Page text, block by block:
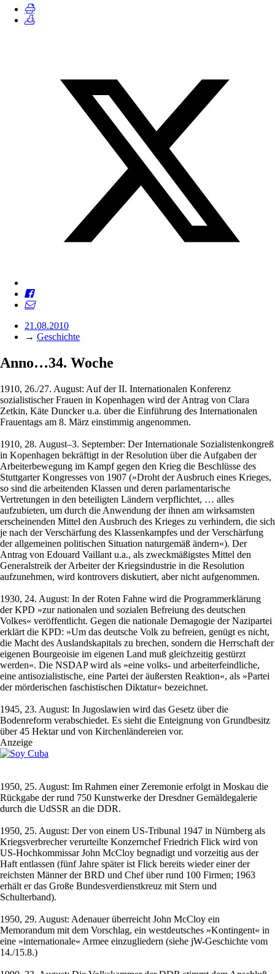
21.08.2010
→ Geschichte
Anno…34. Woche
1910, 26./27. August: Auf der II. Internationalen Konferenz
sozialistischer Frauen in Kopenhagen wird der Antrag von Clara
Zetkin, Käte Duncker u.a. über die Einführung des Internationalen
Frauentags am 8. März einstimmig angenommen.
1910, 28. August–3. September: Der Internationale Sozialistenkongreß
in Kopenhagen bekräftigt in der Resolution über die Aufgaben der
Arbeiterbewegung im Kampf gegen den Krieg die Beschlüsse des
Stuttgarter Kongresses von 1907 (»Droht der Ausbruch eines Krieges,
so sind die arbeitenden Klassen und deren parlamentarische
Vertretungen in den beteiligten Ländern verpflichtet, … alles
aufzubieten, um durch die Anwendung der ihnen am wirksamsten
erscheinenden Mittel den Ausbruch des Krieges zu verhindern, die sich
je nach der Verschärfung des Klassenkampfes und der Verschärfung
der allgemeinen politischen Situation naturgemäß ändern«). Der
Antrag von Edouard Vaillant u.a., als zweckmäßigstes Mittel den
Generalstreik der Arbeiter der Kriegsindustrie in die Resolution
aufzunehmen, wird kontrovers diskutiert, aber nicht aufgenommen.
1930, 24. August: In der Roten Fahne wird die Programmerklärung
der KPD »zur nationalen und sozialen Befreiung des deutschen
Volkes« veröffentlicht. Gegen die nationale Demagogie der Nazipartei
erklärt die KPD: »Um das deutsche Volk zu befreien, genügt es nicht,
die Macht des Auslandskapitals zu brechen, sondern die Herrschaft der
eigenen Bourgeoisie im eigenen Land muß gleichzeitig gestürzt
werden«. Die NSDAP wird als »eine volks- und arbeiterfeindliche,
eine antisozialistische, eine Partei der äußersten Reaktion«, als »Partei
der mörderischen faschistischen Diktatur« bezeichnet.
1945, 23. August: In Jugoslawien wird das Gesetz über die
Bodenreform verabschiedet. Es sieht die Enteignung von Grundbesitz
über 45 Hektar und von Kirchenländereien vor.
Anzeige
1950, 25. August: Im Rahmen einer Zeremonie erfolgt in Moskau die
Rückgabe der rund 750 Kunstwerke der Dresdner Gemäldegalerie
durch die UdSSR an die DDR.
1950, 25. August: Der von einem US-Tribunal 1947 in Nürnberg als
Kriegsverbrecher verurteilte Konzernchef Friedrich Flick wird von
US-Hochkommissar John McCloy begnadigt und vorzeitig aus der
Haft entlassen (fünf Jahre später ist Flick bereits wieder einer der
reichsten Männer der BRD und Chef über rund 100 Firmen; 1963
erhält er das Große Bundesverdienstkreuz mit Stern und
Schulterband).
1950, 29. August: Adenauer überreicht John McCloy ein
Memorandum mit dem Vorschlag, ein westdeutsches »Kontingent« in
eine »internationale« Armee einzugliedern (siehe jW-Geschichte vom
14./15.8.)